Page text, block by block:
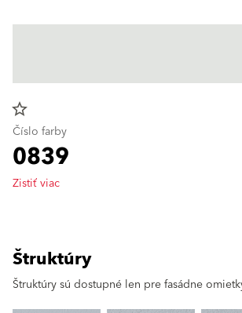
star_border
Číslo farby
0839
Zistiť viac
Štruktúry
Štruktúry sú dostupné len pre fasádne